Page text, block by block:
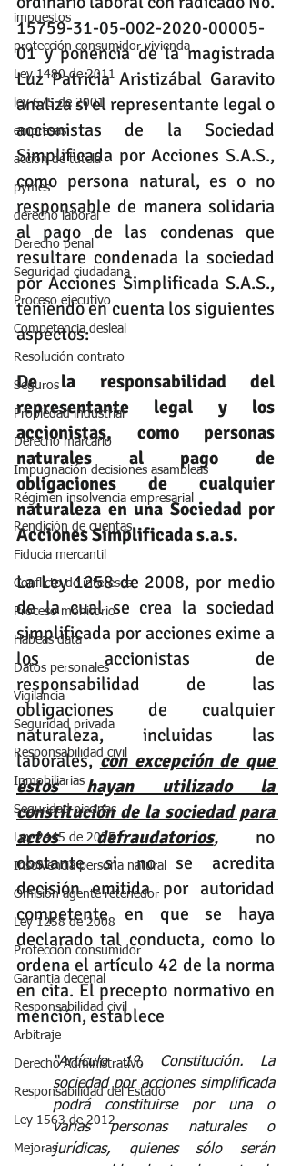
impuestos
protección consumidor vivienda
Ley 1480 de 2011
ley 675 de 2001
empresas
accion de tutela
pymes
derecho laboral
Derecho penal
Seguridad ciudadana
Proceso ejecutivo
Competencia desleal
Resolución contrato
Seguros
Propiedad industrial
Derecho marcario
Impugnación decisiones asambleas
Régimen insolvencia empresarial
Rendición de cuentas
Fiducia mercantil
Conflicto de intereses
Proceso monitorio
Habeas data
Datos personales
Vigilancia
Seguridad privada
Responsabilidad civil
Inmobiliarias
Seguridad piscinas
Ley 2445 de 2025
Insolvencia persona natural
Omisión agente retenedor
Ley 1258 de 2008
Protección consumidor
Garantia decenal
Responsabilidad civil
Arbitraje
Derecho Administrativo
Responsabilidad del Estado
Ley 1563 de 2012
Mejoras
15759-31-05-002-2020-00005-
01 y ponencia de la magistrada
Luz Patricia Aristizábal Garavito
analiza si el representante legal o
accionistas de la Sociedad
Simplificada por Acciones S.A.S.,
como persona natural, es o no
responsable de manera solidaria
al pago de las condenas que
resultare condenada la sociedad
por Acciones Simplificada S.A.S.,
teniendo en cuenta los siguientes
aspectos:
De la responsabilidad del
representante legal y los
accionistas, como personas
naturales al pago de
obligaciones de cualquier
naturaleza en una Sociedad por
Acciones Simplificada s.a.s.
La Ley 1258 de 2008, por medio
de la cual se crea la sociedad
simplificada por acciones exime a
los accionistas de
responsabilidad de las
obligaciones de cualquier
naturaleza, incluidas las
laborales, con excepción de que
éstos hayan utilizado la
constitución de la sociedad para
actos defraudatorios, no
obstante si no se acredita
decisión emitida por autoridad
competente en que se haya
declarado tal conducta, como lo
ordena el artículo 42 de la norma
en cita. El precepto normativo en
mención, establece
“Artículo 1º. Constitución. La
sociedad por acciones simplificada
podrá constituirse por una o
varias personas naturales o
jurídicas, quienes sólo serán